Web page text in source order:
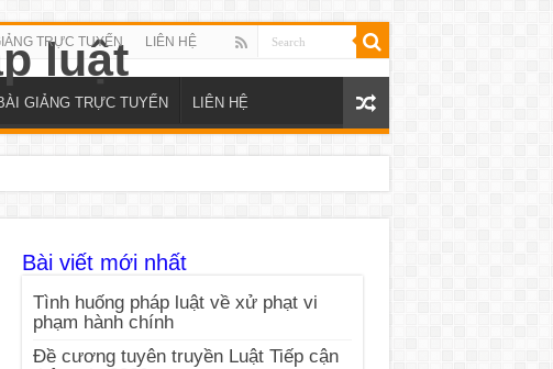
TRỰC TUYẾN LIÊN HỆ
GIẢNG TRỰC TUYẾN LIÊN HỆ
Bài viết mới nhất
Tình huống pháp luật về xử phạt vi
phạm hành chính
Đề cương tuyên truyền Luật Tiếp cận